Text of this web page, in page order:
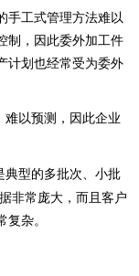
手工式管理方法难以
制，因此委外加工件
计划也经常受为委外
难以预测，因此企业
典型的多批次、小批
非常庞大，而且客户
杂。